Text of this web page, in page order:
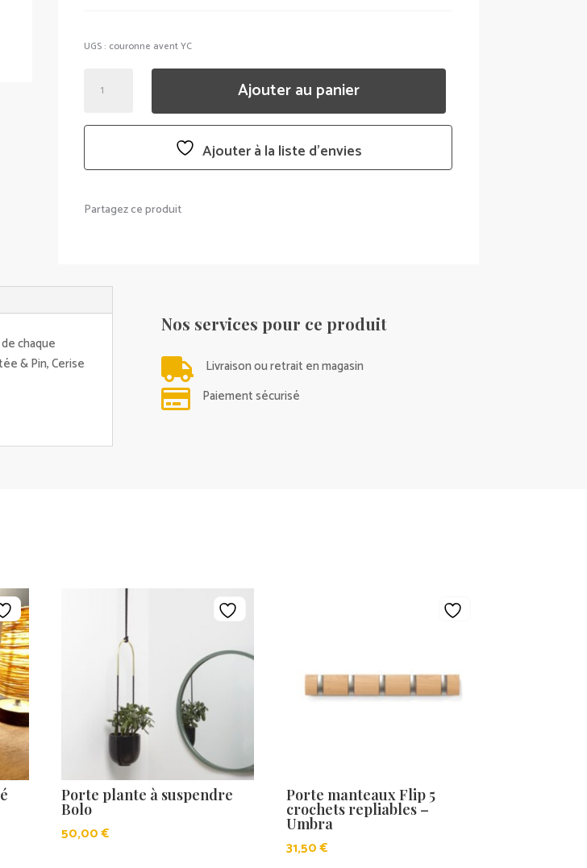
UGS : couronne avent YC
CALENDRIER
-
Ajouter au panier
Ajouter à la liste d’envies
Partagez ce produit
chaque
& Pin, Cerise
Nos services pour ce produit
 Livraison ou retrait en magasin
 Paiement sécurisé
Porte plante à suspendre
Bolo
50,00€
Porte manteaux Flip 5
crochets repliables –
Umbra
31,50€